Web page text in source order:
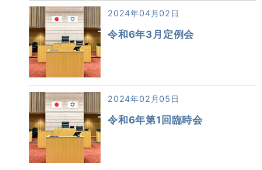
2024年04月02日
令和6年3月定例会
2024年02月05日
令和6年第1回臨時会